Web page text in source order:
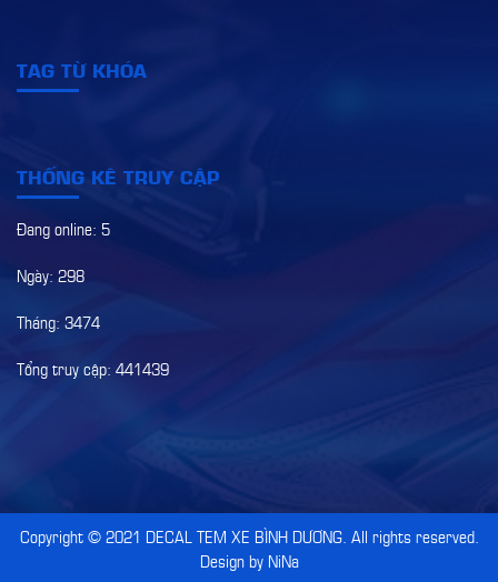
TAG TỪ KHÓA
THỐNG KÊ TRUY CẬP
Đang online: 5
Ngày: 298
Tháng: 3474
Tổng truy cập: 441439
Copyright © 2021 DECAL TEM XE BÌNH DƯƠNG. All rights reserved.
Design by NiNa